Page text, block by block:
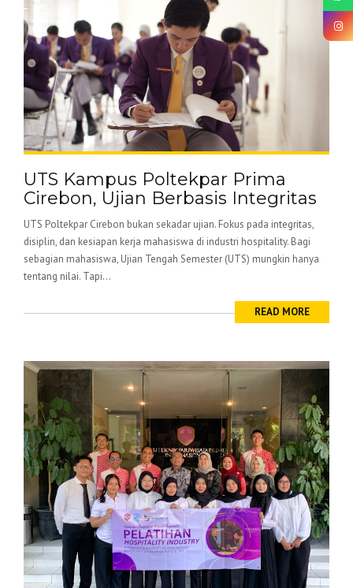
UTS Kampus Poltekpar Prima
Cirebon, Ujian Berbasis Integritas
UTS Poltekpar Cirebon bukan sekadar ujian. Fokus pada integritas,
disiplin, dan kesiapan kerja mahasiswa di industri hospitality. Bagi
sebagian mahasiswa, Ujian Tengah Semester (UTS) mungkin hanya
tentang nilai. Tapi...
READ MORE